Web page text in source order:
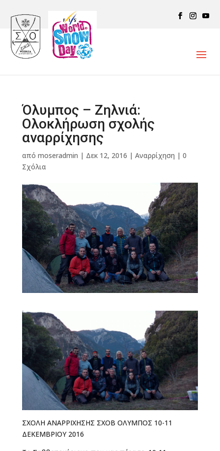
Όλυμπος – Ζηλνιά:
Ολοκλήρωση σχολής
αναρρίχησης
από moseradmin | Δεκ 12, 2016 | Αναρρίχηση | 0
Σχόλια
ΣΧΟΛΗ ΑΝΑΡΡΙΧΗΣΗΣ ΣΧΟΒ ΟΛΥΜΠΟΣ 10-11
ΔΕΚΕΜΒΡΙΟΥ 2016